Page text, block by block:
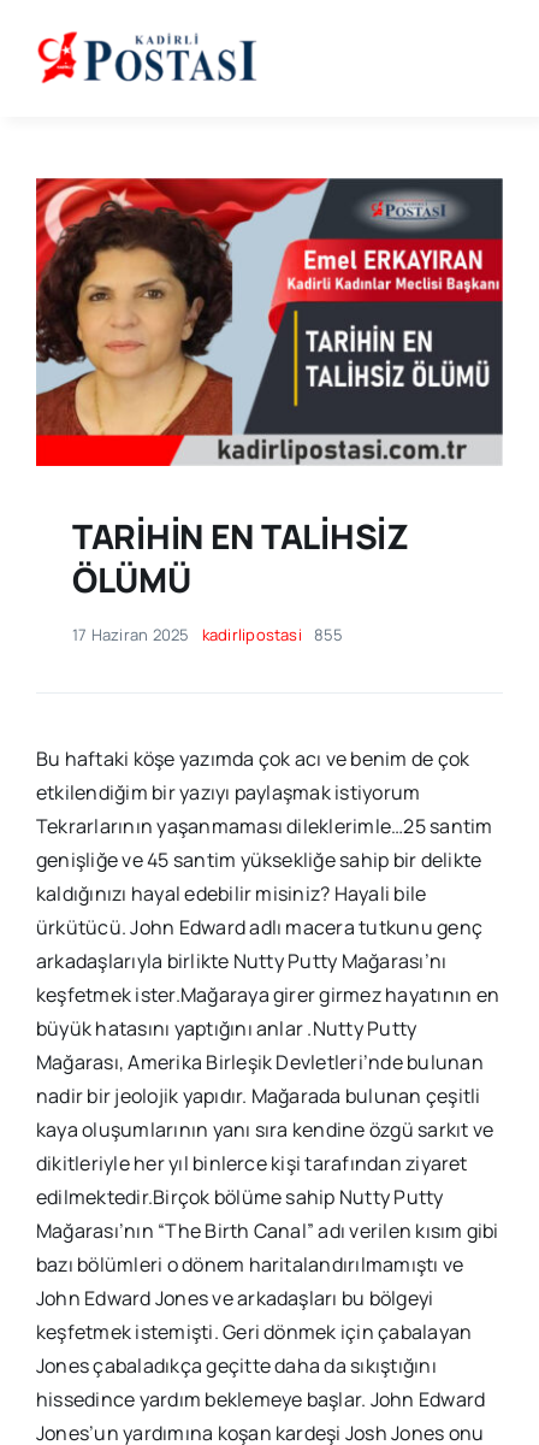
content
TARİHİN EN TALİHSİZ
ÖLÜMÜ
17 Haziran 2025 kadirlipostasi 855
Bu haftaki köşe yazımda çok acı ve benim de çok
etkilendiğim bir yazıyı paylaşmak istiyorum
Tekrarlarının yaşanmaması dileklerimle…25 santim
genişliğe ve 45 santim yüksekliğe sahip bir delikte
kaldığınızı hayal edebilir misiniz? Hayali bile
ürkütücü. John Edward adlı macera tutkunu genç
arkadaşlarıyla birlikte Nutty Putty Mağarası’nı
keşfetmek ister.Mağaraya girer girmez hayatının en
büyük hatasını yaptığını anlar .Nutty Putty
Mağarası, Amerika Birleşik Devletleri’nde bulunan
nadir bir jeolojik yapıdır. Mağarada bulunan çeşitli
kaya oluşumlarının yanı sıra kendine özgü sarkıt ve
dikitleriyle her yıl binlerce kişi tarafından ziyaret
edilmektedir.Birçok bölüme sahip Nutty Putty
Mağarası’nın “The Birth Canal” adı verilen kısım gibi
bazı bölümleri o dönem haritalandırılmamıştı ve
John Edward Jones ve arkadaşları bu bölgeyi
keşfetmek istemişti. Geri dönmek için çabalayan
Jones çabaladıkça geçitte daha da sıkıştığını
hissedince yardım beklemeye başlar. John Edward
Jones’un yardımına koşan kardeşi Josh Jones onu